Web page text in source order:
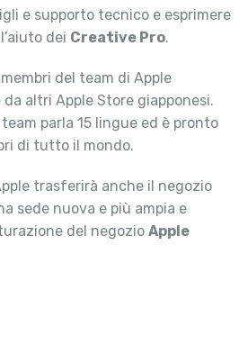
e supporto tecnico e esprimere
dei Creative Pro.
del team di Apple
altri Apple Store giapponesi.
parla 15 lingue ed è pronto
di tutto il mondo.
trasferirà anche il negozio
sede nuova e più ampia e
del negozio Apple